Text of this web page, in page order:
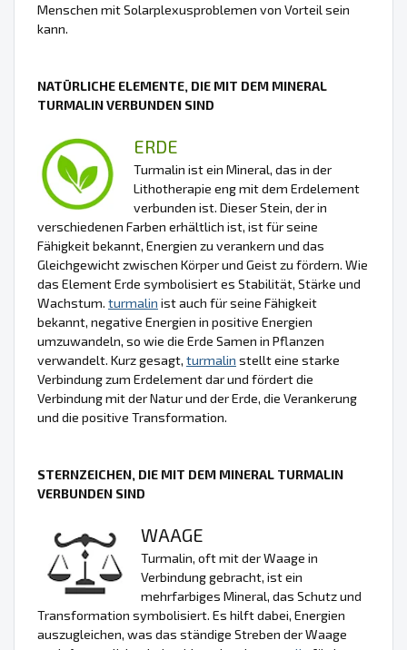
Menschen mit Solarplexusproblemen von Vorteil sein
kann.
NATÜRLICHE ELEMENTE, DIE MIT DEM MINERAL
TURMALIN VERBUNDEN SIND
ERDE
Turmalin ist ein Mineral, das in der
Lithotherapie eng mit dem Erdelement
verbunden ist. Dieser Stein, der in
verschiedenen Farben erhältlich ist, ist für seine
Fähigkeit bekannt, Energien zu verankern und das
Gleichgewicht zwischen Körper und Geist zu fördern. Wie
das Element Erde symbolisiert es Stabilität, Stärke und
Wachstum. turmalin ist auch für seine Fähigkeit
bekannt, negative Energien in positive Energien
umzuwandeln, so wie die Erde Samen in Pflanzen
verwandelt. Kurz gesagt, turmalin stellt eine starke
Verbindung zum Erdelement dar und fördert die
Verbindung mit der Natur und der Erde, die Verankerung
und die positive Transformation.
STERNZEICHEN, DIE MIT DEM MINERAL TURMALIN
VERBUNDEN SIND
WAAGE
Turmalin, oft mit der Waage in
Verbindung gebracht, ist ein
mehrfarbiges Mineral, das Schutz und
Transformation symbolisiert. Es hilft dabei, Energien
auszugleichen, was das ständige Streben der Waage